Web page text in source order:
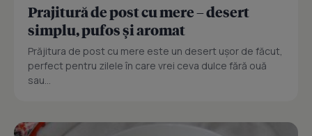
Prajitură de post cu mere – desert
simplu, pufos și aromat
Prăjitura de post cu mere este un desert ușor de făcut,
perfect pentru zilele în care vrei ceva dulce fără ouă
sau...